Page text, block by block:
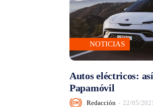
NOTICIAS
Autos eléctricos:
Papamóvil
Redacción - 22/05/2021